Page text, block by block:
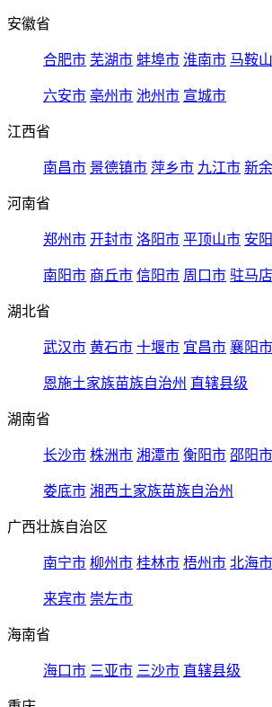
安徽省
合肥市 芜湖市 蚌埠市 淮南市 马鞍
六安市 亳州市 池州市 宣城市
江西省
南昌市 景德镇市 萍乡市 九江市 新
河南省
郑州市 开封市 洛阳市 平顶山市 安
南阳市 商丘市 信阳市 周口市 驻马
湖北省
武汉市 黄石市 十堰市 宜昌市 襄阳市
恩施土家族苗族自治州 直辖县级
湖南省
长沙市 株洲市 湘潭市 衡阳市 邵阳市
娄底市 湘西土家族苗族自治州
广西壮族自治区
南宁市 柳州市 桂林市 梧州市 北海市
来宾市 崇左市
海南省
海口市 三亚市 三沙市 直辖县级